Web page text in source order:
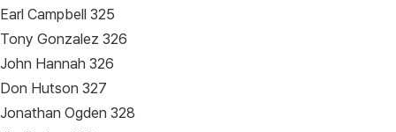
Earl Campbell 325
Tony Gonzalez 326
John Hannah 326
Don Hutson 327
Jonathan Ogden 328